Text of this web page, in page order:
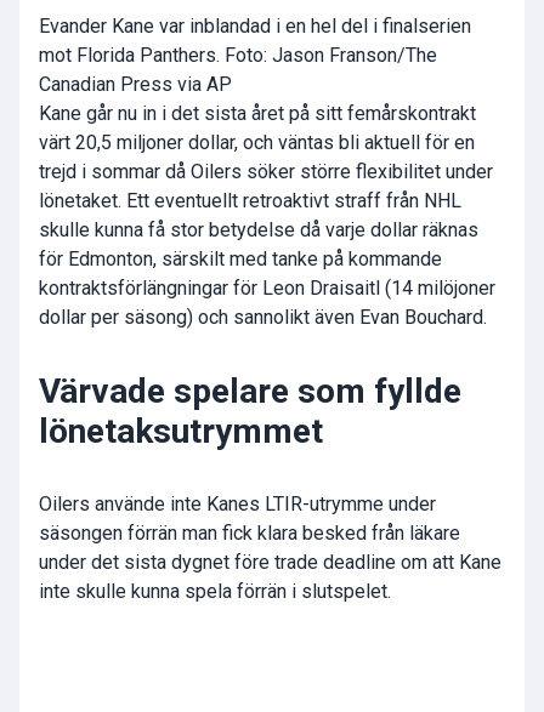
Evander Kane var inblandad i en hel del i finalserien
mot Florida Panthers. Foto: Jason Franson/The
Canadian Press via AP
Kane går nu in i det sista året på sitt femårskontrakt
värt 20,5 miljoner dollar, och väntas bli aktuell för en
trejd i sommar då Oilers söker större flexibilitet under
lönetaket. Ett eventuellt retroaktivt straff från NHL
skulle kunna få stor betydelse då varje dollar räknas
för Edmonton, särskilt med tanke på kommande
kontraktsförlängningar för Leon Draisaitl (14 milöjoner
dollar per säsong) och sannolikt även Evan Bouchard.
Värvade spelare som fyllde
lönetaksutrymmet
Oilers använde inte Kanes LTIR-utrymme under
säsongen förrän man fick klara besked från läkare
under det sista dygnet före trade deadline om att Kane
inte skulle kunna spela förrän i slutspelet.